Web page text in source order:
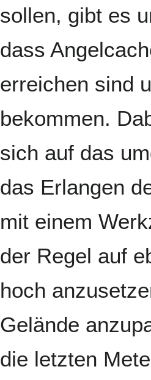
sollen, gibt es
dass
erreichen sind
bekommen.
sich auf das
das Erlangen
mit einem
der Regel auf
hoch
Gelände
die letzten